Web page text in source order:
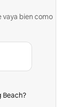
vaya bien como
Beach?